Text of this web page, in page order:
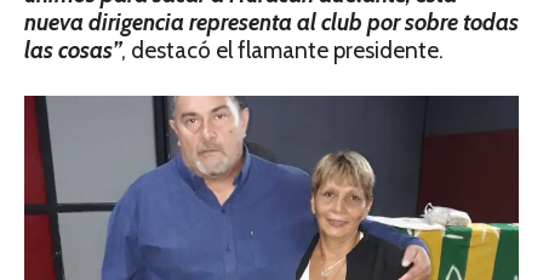
nueva dirigencia representa al club por sobre todas
las cosas”, destacó el flamante presidente.